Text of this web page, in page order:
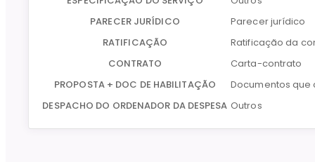
PARECER JURÍDICO
Parecer jurídico
RATIFICAÇÃO
Ratificação da
CONTRATO
Carta-contrato
PROPOSTA + DOC DE HABILITAÇÃO
Documentos
DESPACHO DO ORDENADOR DA DESPESA Outros